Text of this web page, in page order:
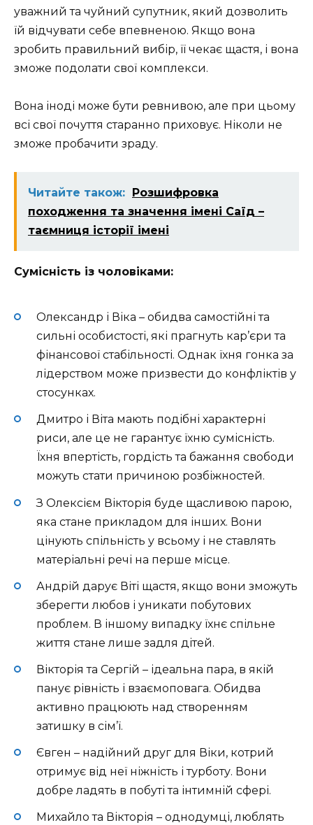
уважний та чуйний супутник, який дозволить
їй відчувати себе впевненою. Якщо вона
зробить правильний вибір, її чекає щастя, і вона
зможе подолати свої комплекси.
Вона іноді може бути ревнивою, але при цьому
всі свої почуття старанно приховує. Ніколи не
зможе пробачити зраду.
Читайте також: Розшифровка
походження та значення імені Саїд –
таємниця історії імені
Сумісність із чоловіками:
Олександр і Віка – обидва самостійні та
сильні особистості, які прагнуть кар’єри та
фінансової стабільності. Однак їхня гонка за
лідерством може призвести до конфліктів у
стосунках.
Дмитро і Віта мають подібні характерні
риси, але це не гарантує їхню сумісність.
Їхня впертість, гордість та бажання свободи
можуть стати причиною розбіжностей.
З Олексієм Вікторія буде щасливою парою,
яка стане прикладом для інших. Вони
цінують спільність у всьому і не ставлять
матеріальні речі на перше місце.
Андрій дарує Віті щастя, якщо вони зможуть
зберегти любов і уникати побутових
проблем. В іншому випадку їхнє спільне
життя стане лише задля дітей.
Вікторія та Сергій – ідеальна пара, в якій
панує рівність і взаємоповага. Обидва
активно працюють над створенням
затишку в сім’ї.
Євген – надійний друг для Віки, котрий
отримує від неї ніжність і турботу. Вони
добре ладять в побуті та інтимній сфері.
Михайло та Вікторія – однодумці, люблять